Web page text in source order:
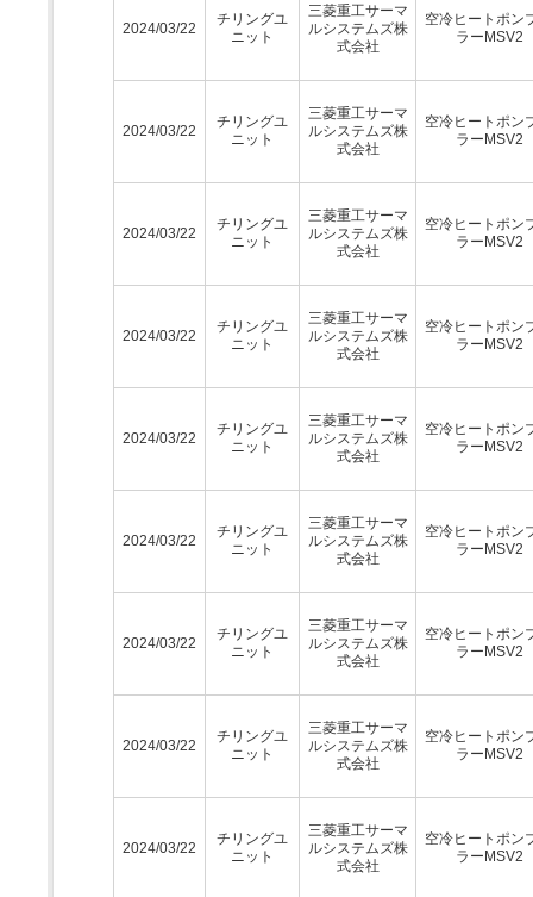
2024/03/22
チリングユ
ニット
三菱重工サーマ
ルシステムズ株
式会社
空冷ヒートポン
ラーMSV2
2024/03/22
チリングユ
ニット
三菱重工サーマ
ルシステムズ株
式会社
空冷ヒートポン
ラーMSV2
2024/03/22
チリングユ
ニット
三菱重工サーマ
ルシステムズ株
式会社
空冷ヒートポン
ラーMSV2
2024/03/22
チリングユ
ニット
三菱重工サーマ
ルシステムズ株
式会社
空冷ヒートポン
ラーMSV2
2024/03/22
チリングユ
ニット
三菱重工サーマ
ルシステムズ株
式会社
空冷ヒートポン
ラーMSV2
2024/03/22
チリングユ
ニット
三菱重工サーマ
ルシステムズ株
式会社
空冷ヒートポン
ラーMSV2
2024/03/22
チリングユ
ニット
三菱重工サーマ
ルシステムズ株
式会社
空冷ヒートポン
ラーMSV2
2024/03/22
チリングユ
ニット
三菱重工サーマ
ルシステムズ株
式会社
空冷ヒートポン
ラーMSV2
2024/03/22
チリングユ
ニット
三菱重工サーマ
ルシステムズ株
式会社
空冷ヒートポン
ラーMSV2